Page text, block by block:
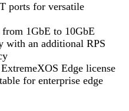
ports for versatile
from 1GbE to 10GbE
with an additional RPS
ExtremeXOS Edge license
for enterprise edge